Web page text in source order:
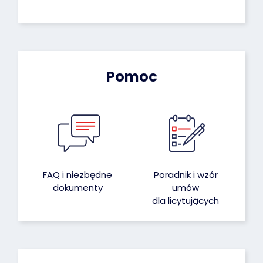
Pomoc
FAQ i niezbędne
dokumenty
Poradnik i wzór
umów
dla licytujących